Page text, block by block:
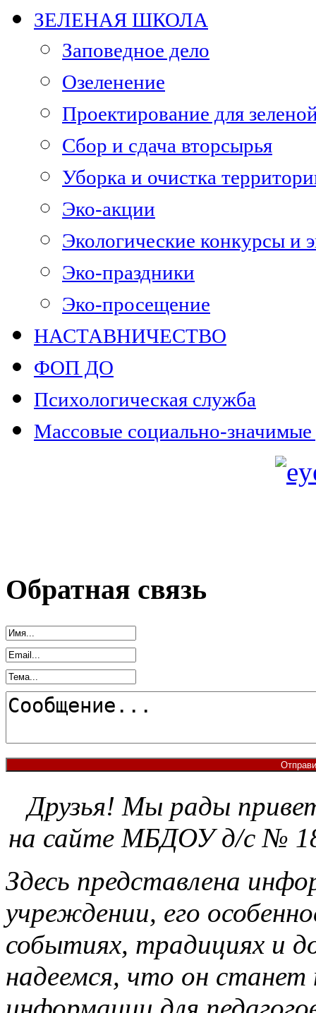
ЗЕЛЕНАЯ ШКОЛА
Заповедное дело
Озеленение
Проектирование для
Сбор и сдача вторсырья
Уборка и очистка
Эко-акции
Экологические конкурсы и
Эко-праздники
Эко-просещение
НАСТАВНИЧЕСТВО
ФОП ДО
Психологическая служба
Массовые социально-значимые
Обратная связь
Уроки по Joomla 3 можно найти здесь: http://joomla3x.ru/
Шаблоны Joomla 3 здесь:http://www.joomla3x.ru/joomla3-
Друзья! Мы рады
на сайте МБДОУ д/с №
Здесь представлена
учреждении, его
событиях, традициях и
надеемся, что он